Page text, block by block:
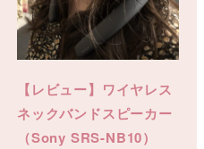
【レビュー】ワイヤレス
ネックバンドスピーカー
（Sony SRS-NB10）